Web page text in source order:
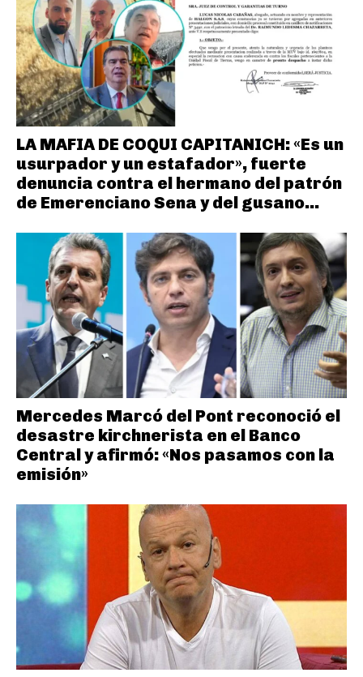
LA MAFIA DE COQUI CAPITANICH: «Es un
usurpador y un estafador», fuerte
denuncia contra el hermano del patrón
de Emerenciano Sena y del gusano...
Mercedes Marcó del Pont reconoció el
desastre kirchnerista en el Banco
Central y afirmó: «Nos pasamos con la
emisión»